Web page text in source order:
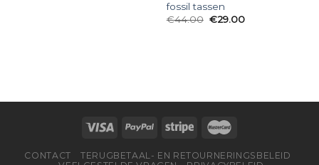
fossil tassen
€44.00 €29.00
CONTACT
TERUGBETAAL- EN RETOURNERINGSBELEID